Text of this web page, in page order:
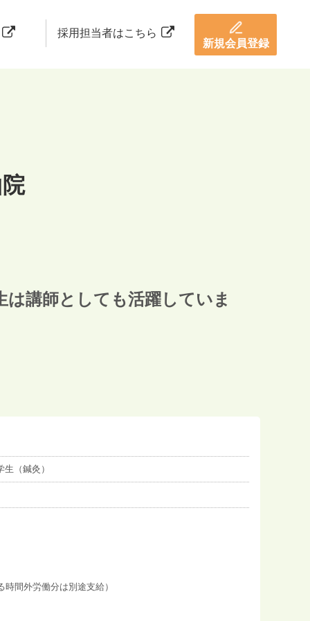
採用担当者はこちら
新規会員登録
は講師としても活躍していま
（鍼灸）
間外労働分は別途支給）